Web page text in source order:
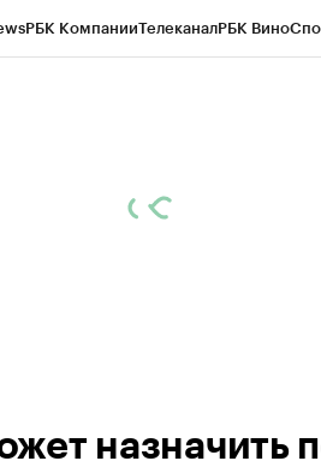
РБК КомпанииТелеканалРБК Вино
назначить